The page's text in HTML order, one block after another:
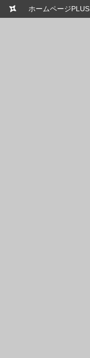
ホームページPLUS